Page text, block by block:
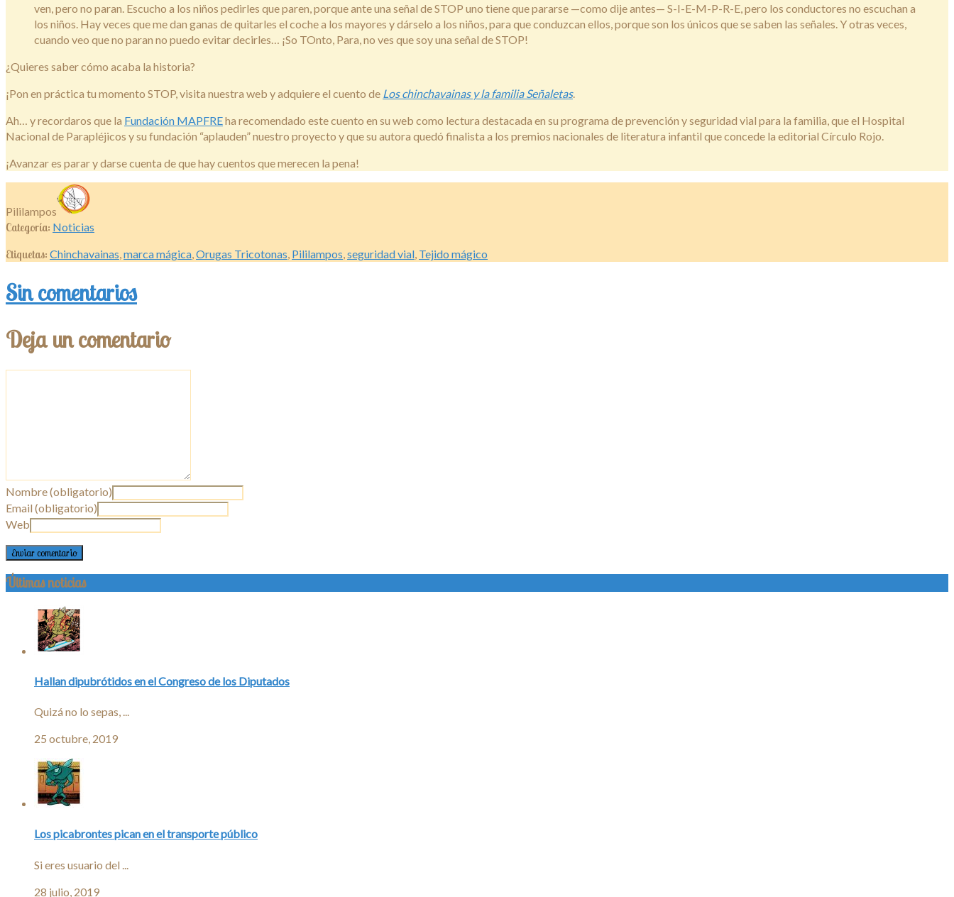
ven, pero no paran. Escucho a los niños pedirles que paren, porque ante una señal de STOP uno tiene que pararse —como dije antes— S-I-E-M-P-R-E, pero los conductores no escuchan a
los niños. Hay veces que me dan ganas de quitarles el coche a los mayores y dárselo a los niños, para que conduzcan ellos, porque son los únicos que se saben las señales. Y otras veces,
cuando veo que no paran no puedo evitar decirles… ¡So TOnto, Para, no ves que soy una señal de STOP!
¿Quieres saber cómo acaba la historia?
¡Pon en práctica tu momento STOP, visita nuestra web y adquiere el cuento de Los chinchavainas y la familia Señaletas.
Ah… y recordaros que la Fundación MAPFREha recomendado este cuento en su web como lectura destacada en su programa de prevención y seguridad vial para la familia, que el Hospital
Nacional de Parapléjicos y su fundación “aplauden” nuestro proyecto y que su autora quedó finalista a los premios nacionales de literatura infantil que concede la editorial Círculo Rojo.
¡Avanzar es parar y darse cuenta de que hay cuentos que merecen la pena!
Pililampos
Categoría: Noticias
Etiquetas: Chinchavainas,marca mágica,Orugas Tricotonas, Pililampos,seguridad vial, Tejido mágico
Sin comentarios
Deja un comentario
Nombre (obligatorio)
Email (obligatorio)
Web
Últimas noticias
Hallan dipubrótidos en el Congreso de los Diputados
Quizá no lo sepas, ...
25 octubre, 2019
Los picabrontes pican en el transporte público
Si eres usuario del ...
28 julio, 2019